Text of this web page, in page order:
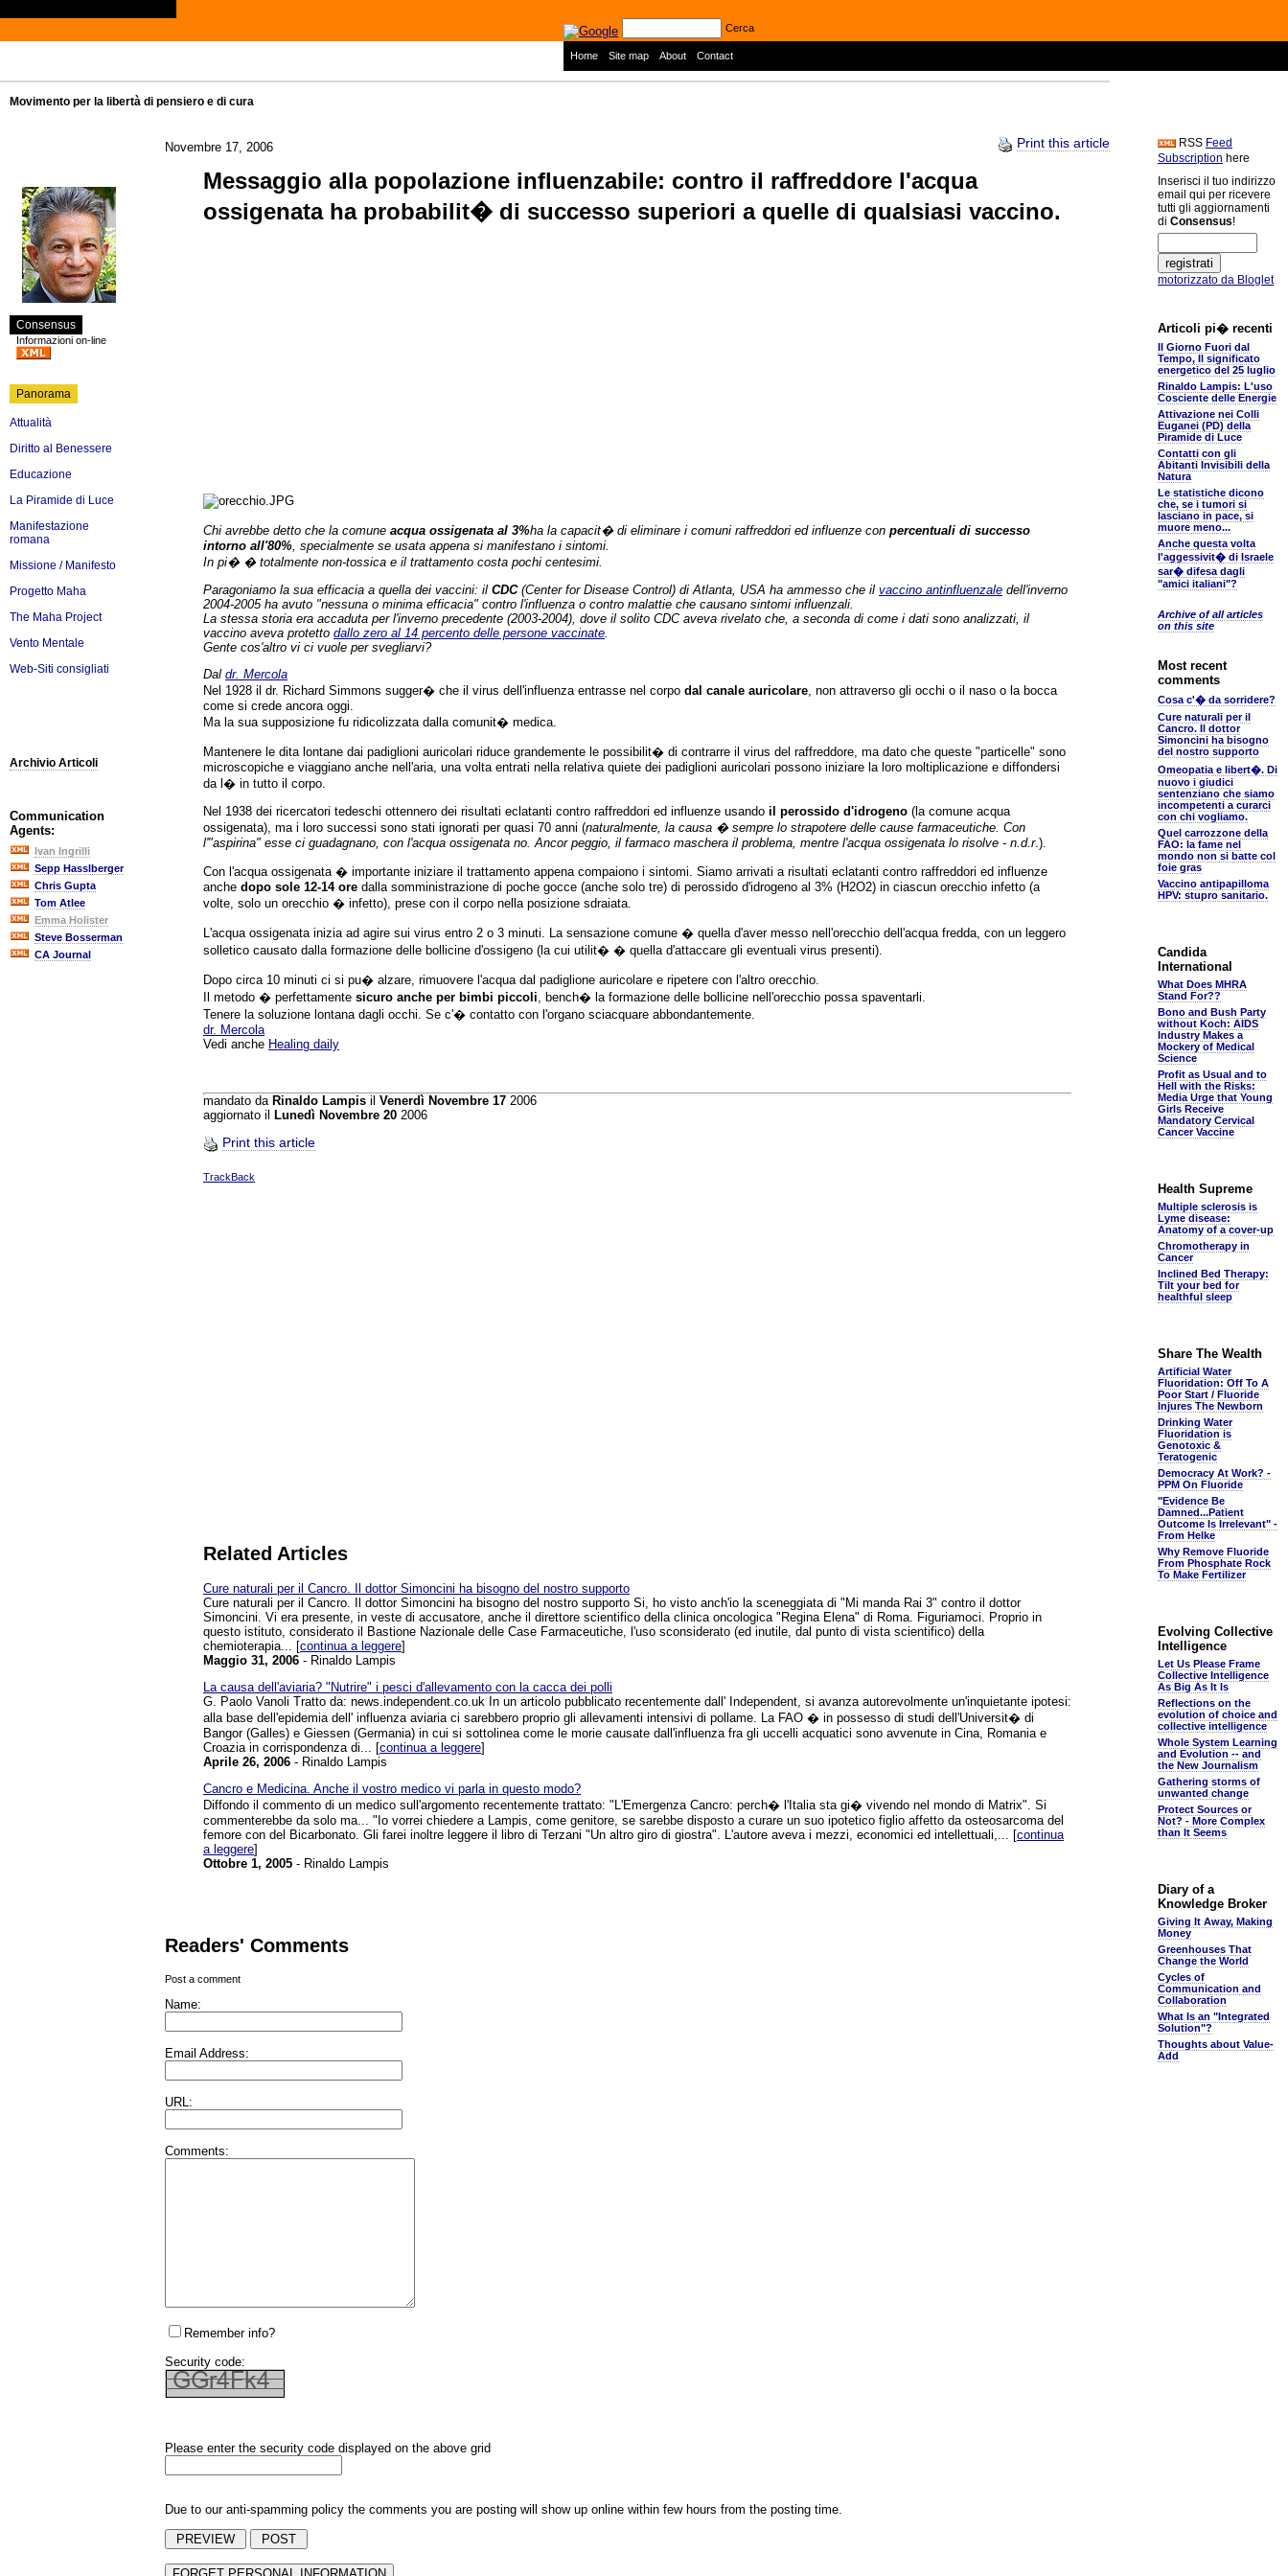
Cerca
Home Site map About Contact
Movimento per la libertà di pensiero e di cura
Consensus
Informazioni on-line
Panorama
Attualità
Diritto al Benessere
Educazione
La Piramide di Luce
Manifestazione
romana
Missione / Manifesto
Progetto Maha
The Maha Project
Vento Mentale
Web-Siti consigliati
Archivio Articoli
Communication
Agents:
Ivan Ingrilli
Sepp Hasslberger
Chris Gupta
Tom Atlee
Emma Holister
Steve Bosserman
CA Journal
Novembre 17, 2006 Print this article
Messaggio alla popolazione influenzabile: contro il raffreddore l'acqua
ossigenata ha probabilit� di successo superiori a quelle di qualsiasi vaccino.
Chi avrebbe detto che la comune acqua ossigenata al 3%ha la capacit� di eliminare i comuni raffreddori ed influenze con percentuali di successo
intorno all'80% , specialmente se usata appena si manifestano i sintomi.
In pi� � totalmente non-tossica e il trattamento costa pochi centesimi.
Paragoniamo la sua efficacia a quella dei vaccini: il CDC (Center for Disease Control) di Atlanta, USA ha ammesso che il vaccino antinfluenzale dell'inverno
2004-2005 ha avuto "nessuna o minima efficacia" contro l'influenza o contro malattie che causano sintomi influenzali.
La stessa storia era accaduta per l'inverno precedente (2003-2004), dove il solito CDC aveva rivelato che, a seconda di come i dati sono analizzati, il
vaccino aveva protetto dallo zero al 14 percento delle persone vaccinate
Gente cos'altro vi ci vuole per svegliarvi?
Dal dr. Mercola
Nel 1928 il dr. Richard Simmons sugger� che il virus dell'influenza entrasse nel corpo dal canale auricolare , non attraverso gli occhi o il naso o la bocca
come si crede ancora oggi.
Ma la sua supposizione fu ridicolizzata dalla comunit� medica.
Mantenere le dita lontane dai padiglioni auricolari riduce grandemente le possibilit� di contrarre il virus del raffreddore, ma dato che queste "particelle" sono
microscopiche e viaggiano anche nell'aria, una volta entrati nella relativa quiete dei padiglioni auricolari possono iniziare la loro moltiplicazione e diffondersi
da l� in tutto il corpo.
Nel 1938 dei ricercatori tedeschi ottennero dei risultati eclatanti contro raffreddori ed influenze usando il perossido d'idrogeno (la comune acqua
ossigenata), ma i loro successi sono stati ignorati per quasi 70 anni (naturalmente, la causa � sempre lo strapotere delle cause farmaceutiche. Con
l'"aspirina" esse ci guadagnano, con l'acqua ossigenata no. Ancor peggio, il farmaco maschera il problema, mentre l'acqua ossigenata lo risolve - n.d.r.).
Con l'acqua ossigenata � importante iniziare il trattamento appena compaiono i sintomi. Siamo arrivati a risultati eclatanti contro raffreddori ed influenze
anche dopo sole 12-14 ore dalla somministrazione di poche gocce (anche solo tre) di perossido d'idrogeno al 3% (H2O2) in ciascun orecchio infetto (a
volte, solo un orecchio � infetto), prese con il corpo nella posizione sdraiata.
L'acqua ossigenata inizia ad agire sui virus entro 2 o 3 minuti. La sensazione comune � quella d'aver messo nell'orecchio dell'acqua fredda, con un leggero
solletico causato dalla formazione delle bollicine d'ossigeno (la cui utilit� � quella d'attaccare gli eventuali virus presenti).
Dopo circa 10 minuti ci si pu� alzare, rimuovere l'acqua dal padiglione auricolare e ripetere con l'altro orecchio.
Il metodo � perfettamente sicuro anche per bimbi piccoli , bench� la formazione delle bollicine nell'orecchio possa spaventarli.
Tenere la soluzione lontana dagli occhi. Se c'� contatto con l'organo sciacquare abbondantemente.
dr. Mercola
Vedi anche Healing daily
mandato da Rinaldo Lampis il Venerdì Novembre 17 2006
aggiornato il
Lunedì Novembre 20 2006
Print this article
TrackBack
Related Articles
Cure naturali per il Cancro. Il dottor Simoncini ha bisogno del nostro supporto
Cure naturali per il Cancro. Il dottor Simoncini ha bisogno del nostro supporto Si, ho visto anch'io la sceneggiata di "Mi manda Rai 3" contro il dottor
Simoncini. Vi era presente, in veste di accusatore, anche il direttore scientifico della clinica oncologica "Regina Elena" di Roma. Figuriamoci. Proprio in
questo istituto, considerato il Bastione Nazionale delle Case Farmaceutiche, l'uso sconsiderato (ed inutile, dal punto di vista scientifico) della
chemioterapia... [continua a leggere]
Maggio 31, 2006 - Rinaldo Lampis
La causa dell'aviaria? "Nutrire" i pesci d'allevamento con la cacca dei polli
G. Paolo Vanoli Tratto da: news.independent.co.uk In un articolo pubblicato recentemente dall' Independent, si avanza autorevolmente un'inquietante ipotesi:
alla base dell'epidemia dell' influenza aviaria ci sarebbero proprio gli allevamenti intensivi di pollame. La FAO � in possesso di studi dell'Universit� di
Bangor (Galles) e Giessen (Germania) in cui si sottolinea come le morie causate dall'influenza fra gli uccelli acquatici sono avvenute in Cina, Romania e
Croazia in corrispondenza di... [continua a leggere]
Aprile 26, 2006 - Rinaldo Lampis
Cancro e Medicina. Anche il vostro medico vi parla in questo modo?
Diffondo il commento di un medico sull'argomento recentemente trattato: "L'Emergenza Cancro: perch� l'Italia sta gi� vivendo nel mondo di Matrix". Si
commenterebbe da solo ma... "Io vorrei chiedere a Lampis, come genitore, se sarebbe disposto a curare un suo ipotetico figlio affetto da osteosarcoma del
femore con del Bicarbonato. Gli farei inoltre leggere il libro di Terzani "Un altro giro di giostra". L'autore aveva i mezzi, economici ed intellettuali,... [continua
a leggere]
Ottobre 1, 2005 - Rinaldo Lampis
Readers' Comments
Post a comment
Name:
Email Address:
URL:
Comments:
Remember info?
Security code:
Please enter the security code displayed on the above grid
Due to our anti-spamming policy the comments you are posting will show up online within few hours from the posting time.
RSS Feed
Subscription here
Inserisci il tuo indirizzo
email qui per ricevere
tutti gli aggiornamenti
di Consensus!
motorizzato da Bloglet
Articoli pi� recenti
Il Giorno Fuori dal
Tempo, Il significato
energetico del 25 luglio
Rinaldo Lampis: L'uso
Cosciente delle Energie
Attivazione nei Colli
Euganei (PD) della
Piramide di Luce
Contatti con gli
Abitanti Invisibili della
Natura
Le statistiche dicono
che, se i tumori si
lasciano in pace, si
muore meno...
Anche questa volta
l'aggessivit� di Israele
sar� difesa dagli
"amici italiani"?
Archive of all articles
on this site
Most recent
comments
Cosa c'� da sorridere?
Cure naturali per il
Cancro. Il dottor
Simoncini ha bisogno
del nostro supporto
Omeopatia e libert�. Di
nuovo i giudici
sentenziano che siamo
incompetenti a curarci
con chi vogliamo.
Quel carrozzone della
FAO: la fame nel
mondo non si batte col
foie gras
Vaccino antipapilloma
HPV: stupro sanitario.
Candida
International
What Does MHRA
Stand For??
Bono and Bush Party
without Koch: AIDS
Industry Makes a
Mockery of Medical
Science
Profit as Usual and to
Hell with the Risks:
Media Urge that Young
Girls Receive
Mandatory Cervical
Cancer Vaccine
Health Supreme
Multiple sclerosis is
Lyme disease:
Anatomy of a cover-up
Chromotherapy in
Cancer
Inclined Bed Therapy:
Tilt your bed for
healthful sleep
Share The Wealth
Artificial Water
Fluoridation: Off To A
Poor Start / Fluoride
Injures The Newborn
Drinking Water
Fluoridation is
Genotoxic &
Teratogenic
Democracy At Work? -
PPM On Fluoride
"Evidence Be
Damned...Patient
Outcome Is Irrelevant" -
From Helke
Why Remove Fluoride
From Phosphate Rock
To Make Fertilizer
Evolving Collective
Intelligence
Let Us Please Frame
Collective Intelligence
As Big As It Is
Reflections on the
evolution of choice and
collective intelligence
Whole System Learning
and Evolution -- and
the New Journalism
Gathering storms of
unwanted change
Protect Sources or
Not? - More Complex
than It Seems
Diary of a
Knowledge Broker
Giving It Away, Making
Money
Greenhouses That
Change the World
Cycles of
Communication and
Collaboration
What Is an "Integrated
Solution"?
Thoughts about Value-
Add